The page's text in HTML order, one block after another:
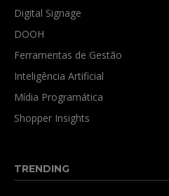
Digital Signage
DOOH
Ferramentas de Gestão
Inteligência Artificial
Mídia Programática
Shopper Insights
TRENDING